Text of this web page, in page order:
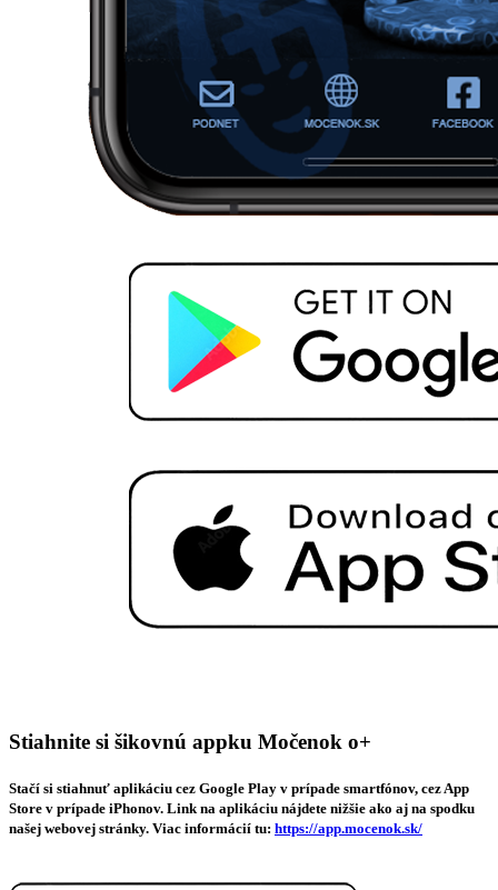
Stiahnite si šikovnú appku Močenok o+
Stačí si stiahnuť aplikáciu cez Google Play v prípade smartfónov, cez App
Store v prípade iPhonov. Link na aplikáciu nájdete nižšie ako aj na spodku
našej webovej stránky. Viac informácií tu: https://app.mocenok.sk/